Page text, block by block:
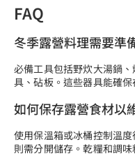
FAQ
冬季露營料理需要準
必備工具包括野炊大湯鍋
具、砧板。這些器具能確
如何保存露營食材以
使用保溫箱或冰桶控制溫
則需分開儲存。乾糧和調